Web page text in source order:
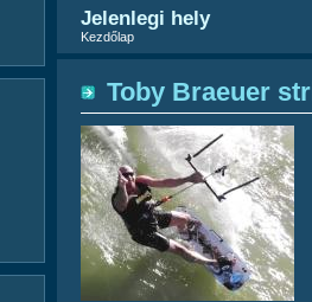
Jelenlegi hely
Kezdőlap
Toby Braeuer